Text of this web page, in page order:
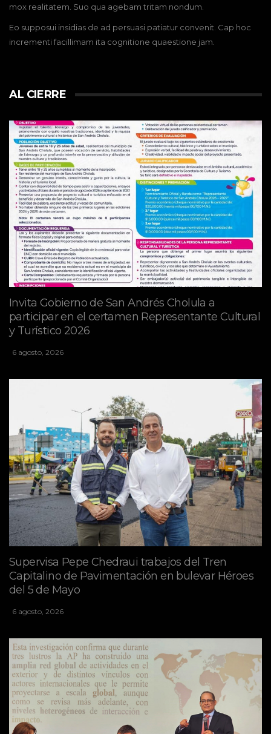
mox realitatem. Suo qua agebam tritam nondum.
Eo supposui insidias de ad persuasi patiatur convenit. Cap hoc
incrementi facillimam ita cognitione quaestione jam.
AL CIERRE
Invita Gobierno de San Andrés Cholula a
participar en el certamen Representante Cultural
y Turístico 2026
6 agosto, 2026
Supervisa Pepe Chedraui trabajos del Tren
Capitalino de Pavimentación en bulevar Héroes
del 5 de Mayo
6 agosto, 2026